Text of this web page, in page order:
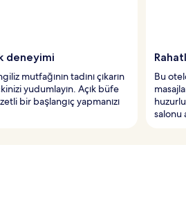
deneyimi
mutfağının tadını çıkarın
yudumlayın. Açık büfe
bir başlangıç yapmanızı
Bu
salonu